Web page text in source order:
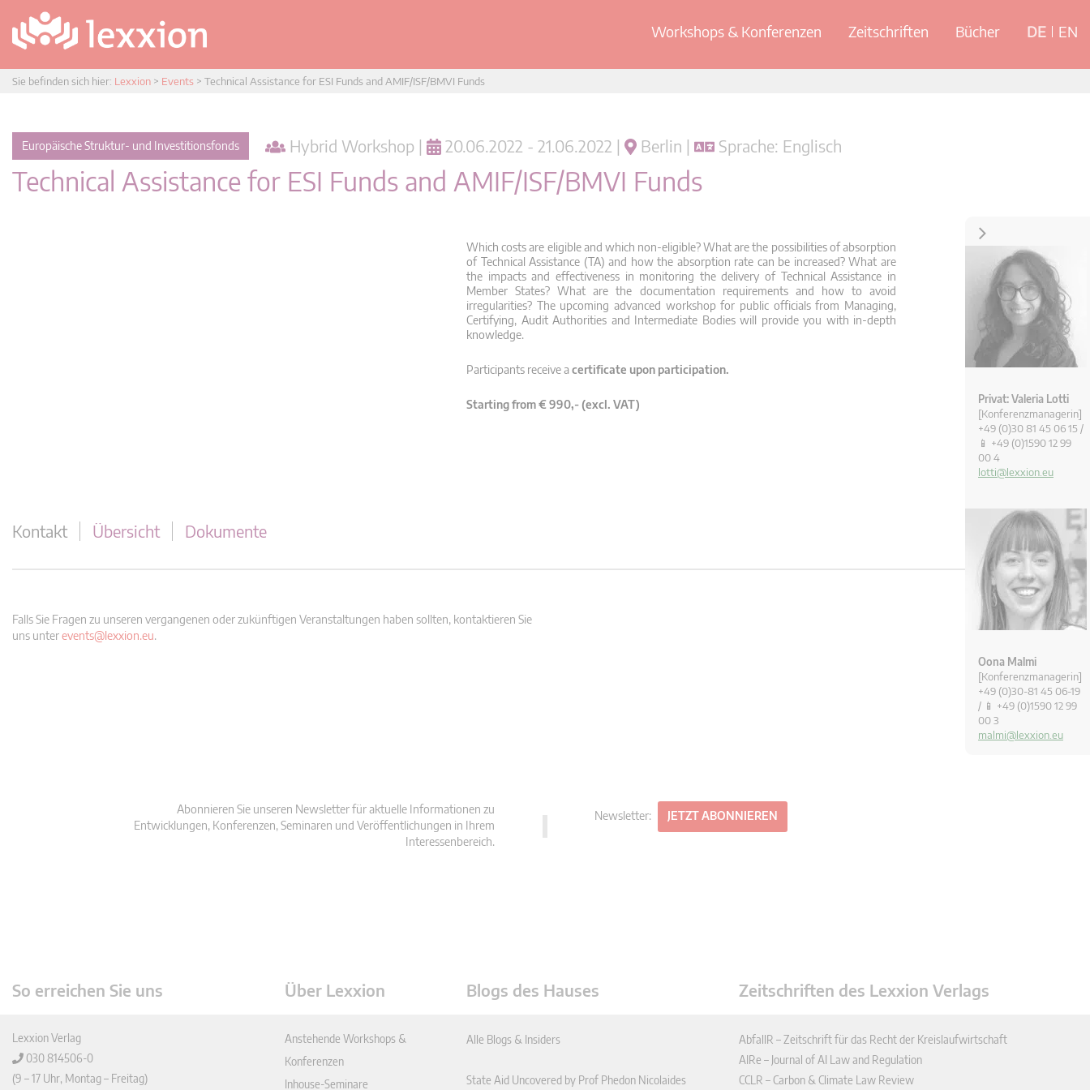
Workshops & Konferenzen Zeitschriften Bücher DE EN
Sie befinden sich hier: Lexxion > Events > Technical Assistance for ESI Funds and AMIF/ISF/BMVI Funds
Privat: Valeria Lotti
[Konferenzmanagerin]
+49 (0)30 81 45 06 15 /
📱 +49 (0)1590 12 99
00 4
lotti@lexxion.eu
Oona Malmi
[Konferenzmanagerin]
+49 (0)30-81 45 06-19
/ 📱 +49 (0)1590 12 99
00 3
malmi@lexxion.eu
Europäische Struktur- und Investitionsfonds Hybrid Workshop | 20.06.2022 - 21.06.2022 | Berlin | Sprache: Englisch
Technical Assistance for ESI Funds and AMIF/ISF/BMVI Funds
Which costs are eligible and which non-eligible? What are the possibilities of absorption
of Technical Assistance (TA) and how the absorption rate can be increased? What are
the impacts and effectiveness in monitoring the delivery of Technical Assistance in
Member States? What are the documentation requirements and how to avoid
irregularities? The upcoming advanced workshop for public officials from Managing,
Certifying, Audit Authorities and Intermediate Bodies will provide you with in-depth
knowledge.
Participants receive acertificate upon participation.
Starting from € 990,- (excl. VAT)
Kontakt Übersicht Dokumente
Falls Sie Fragen zu unseren vergangenen oder zukünftigen Veranstaltungen haben sollten, kontaktieren Sie
uns unterevents@lexxion.eu.
Abonnieren Sie unseren Newsletter für aktuelle Informationen zu
Entwicklungen, Konferenzen, Seminaren und Veröffentlichungen in Ihrem
Interessenbereich.
Newsletter: JETZT ABONNIEREN
So erreichen Sie uns
Lexxion Verlag
030 814506-0
(9 – 17 Uhr, Montag – Freitag)
Über Lexxion
Anstehende Workshops &
Konferenzen
Inhouse-Seminare
Blogs des Hauses
Alle Blogs & Insiders
State Aid Uncovered by Prof Phedon Nicolaides
Zeitschriften des Lexxion Verlags
AbfallR – Zeitschrift für das Recht der Kreislaufwirtschaft
AIRe – Journal of AI Law and Regulation
CCLR – Carbon & Climate Law Review